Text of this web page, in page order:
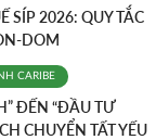
SÍP 2026: QUY TẮC
DOM
CARIBE
ĐẾN “ĐẦU TƯ
CHUYỂN TẤT YẾU